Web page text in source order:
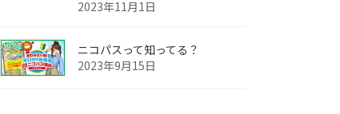
2023年11月1日
ニコパスって知ってる？
2023年9月15日